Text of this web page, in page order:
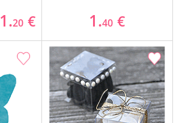
1.20 € 1.40 €